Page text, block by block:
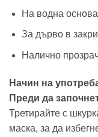
На водна основа
За дърво в
Налично
Начин на
Преди да
Третирайте с
маска, за да